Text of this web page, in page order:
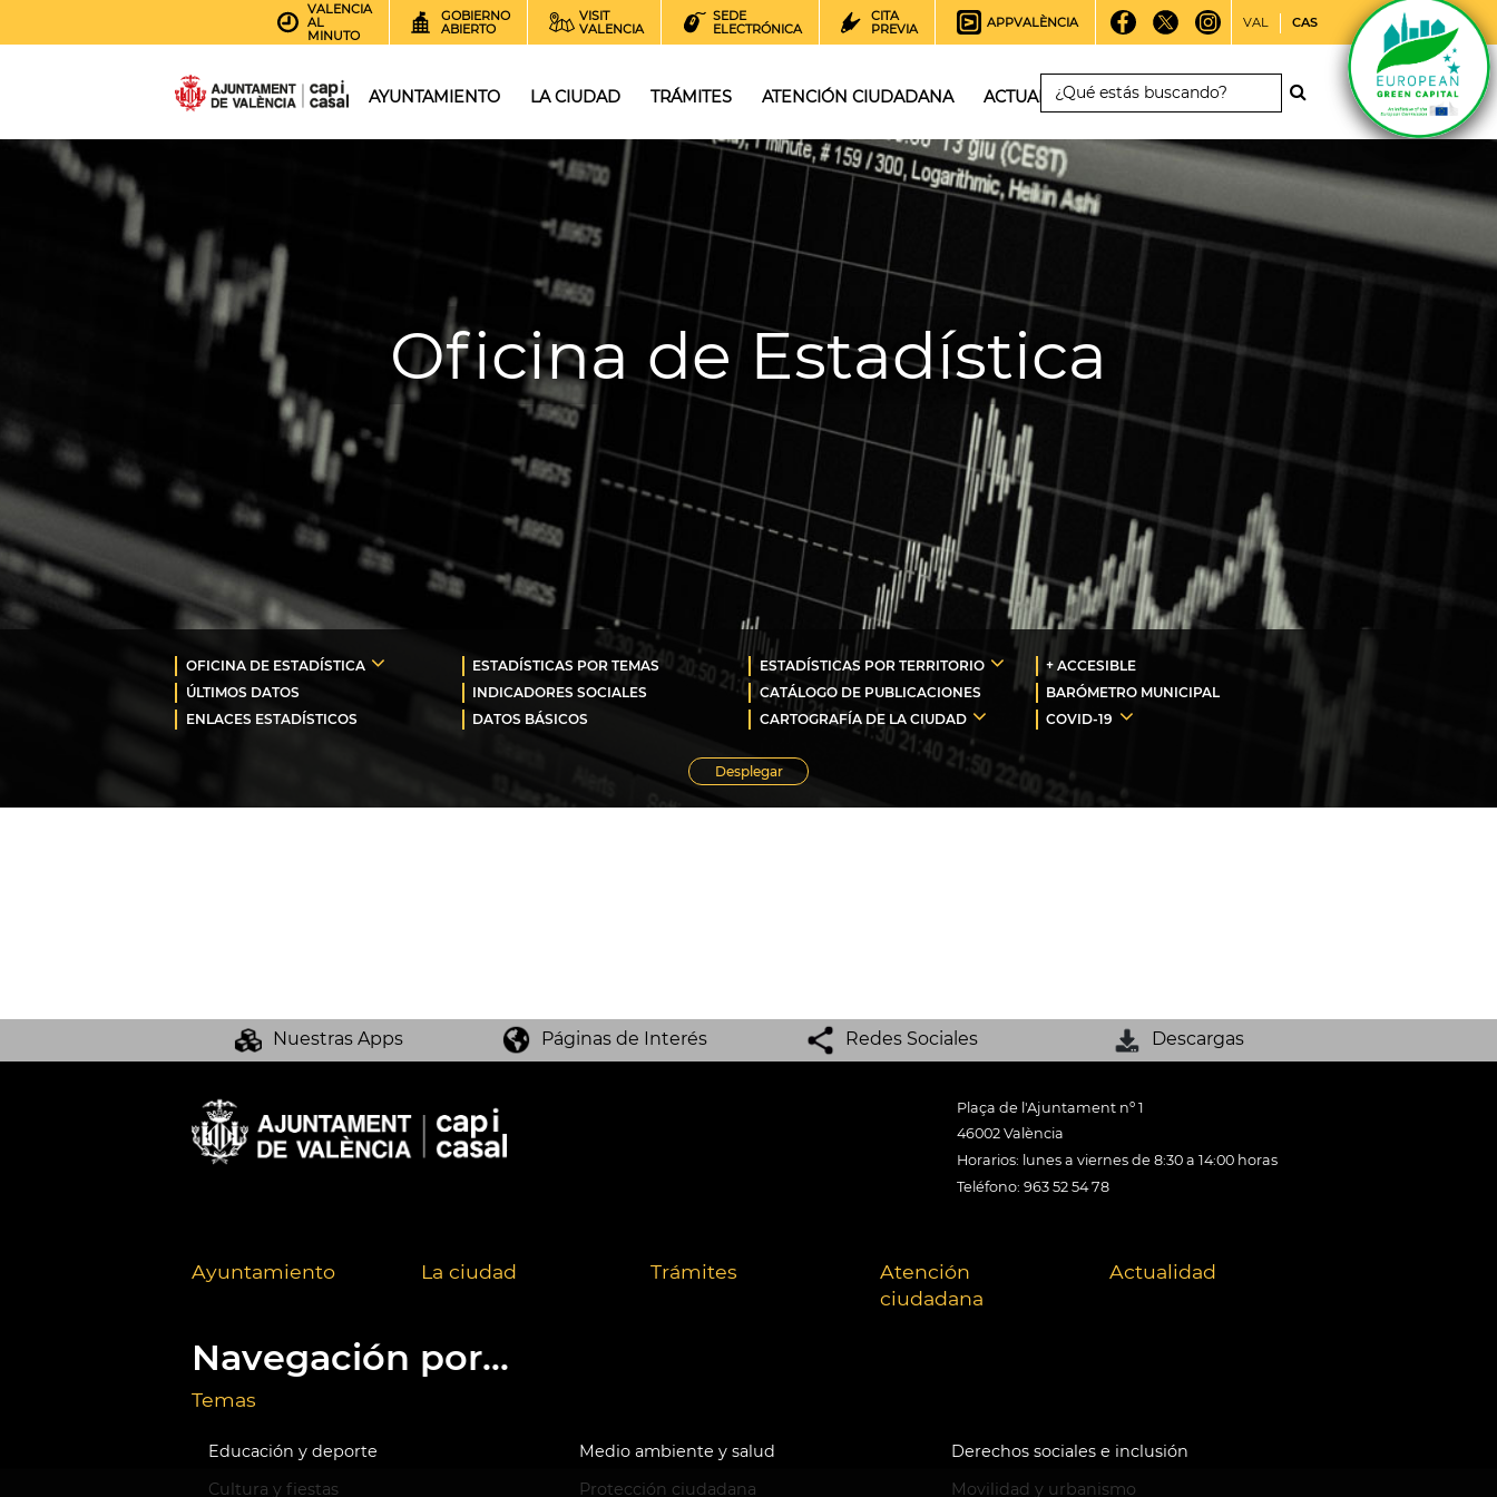
VALENCIA
AL
MINUTO
GOBIERNO
ABIERTO
VISIT
VALENCIA
SEDE
ELECTRÓNICA
CITA
PREVIA
APPVALÈNCIA VAL CAS
AYUNTAMIENTO LA CIUDAD TRÁMITES ATENCIÓN CIUDADANA ACTUALIDAD
Oficina de Estadística
OFICINA DE ESTADÍSTICA ESTADÍSTICAS POR TEMAS ESTADÍSTICAS POR TERRITORIO
+ ACCESIBLE
ÚLTIMOS DATOS
INDICADORES SOCIALES CATÁLOGO DE PUBLICACIONES
BARÓMETRO MUNICIPAL
ENLACES ESTADÍSTICOS
DATOS BÁSICOS CARTOGRAFÍA DE LA CIUDAD COVID-19
Desplegar
Nuestras Apps Páginas de Interés Redes Sociales Descargas
Plaça de l'Ajuntament nº 1
46002 València
Horarios: lunes a viernes de 8:30 a 14:00 horas
Teléfono: 963 52 54 78
Ayuntamiento La ciudad Trámites
Atención
ciudadana
Actualidad
Navegación por...
Temas
Educación y deporte Medio ambiente y salud
Derechos sociales e inclusión
Cultura y fiestas
Protección ciudadana Movilidad y urbanismo